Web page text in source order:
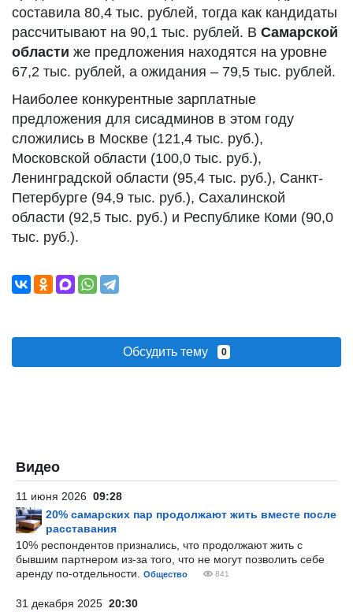
составила 80,4 тыс. рублей, тогда как кандидаты
рассчитывают на 90,1 тыс. рублей. В Самарской
области же предложения находятся на уровне
67,2 тыс. рублей, а ожидания – 79,5 тыс. рублей.
Наиболее конкурентные зарплатные
предложения для сисадминов в этом году
сложились в Москве (121,4 тыс. руб.),
Московской области (100,0 тыс. руб.),
Ленинградской области (95,4 тыс. руб.), Санкт-
Петербурге (94,9 тыс. руб.), Сахалинской
области (92,5 тыс. руб.) и Республике Коми (90,0
тыс. руб.).
Обсудить тему 0
Видео
11 июня 2026 09:28
20% самарских пар продолжают жить вместе после
расставания
10% респондентов признались, что продолжают жить с
бывшим партнером из-за того, что не могут позволить себе
аренду по-отдельности.
Общество 841
31 декабря 2025 20:30